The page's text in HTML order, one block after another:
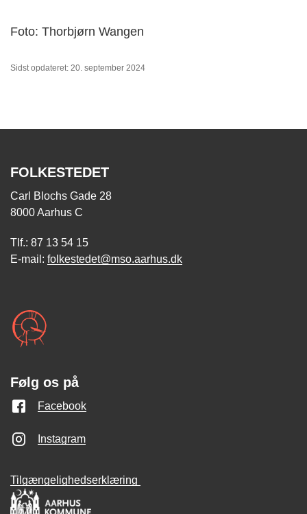
Foto: Thorbjørn Wangen
Sidst opdateret: 20. september 2024
FOLKESTEDET
Carl Blochs Gade 28
8000 Aarhus C
Tlf.: 87 13 54 15
E-mail: folkestedet@mso.aarhus.dk
Følg os på
Facebook
Instagram
Tilgængelighedserklæring